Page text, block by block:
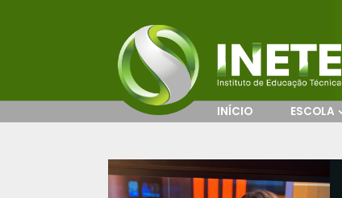
INÍCIO ESCOLA